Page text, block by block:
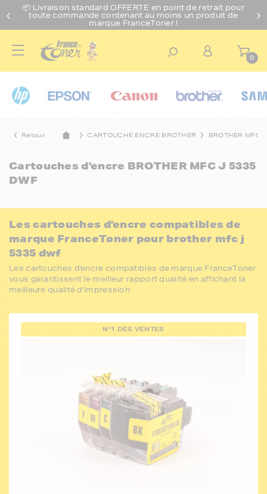
📦 Livraison standard OFFERTE en point de retrait pour
toute commande contenant au moins un produit de
marque FranceToner !
0
Retour CARTOUCHE ENCRE BROTHER BROTHER MFC
Cartouches d'encre BROTHER MFC J 5335
DWF
Les cartouches d'encre compatibles de
marque FranceToner pour brother mfc j
5335 dwf
Les cartouches d'encre compatibles de marque FranceToner
vous garantissent le meilleur rapport qualité en affichant la
meilleure qualité d'impression
N°1 DES VENTES